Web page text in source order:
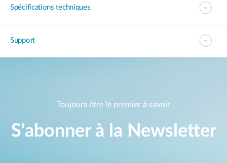
Spécifications techniques
Support
Toujours être le premier à savoir
S'abonner à la Newsletter